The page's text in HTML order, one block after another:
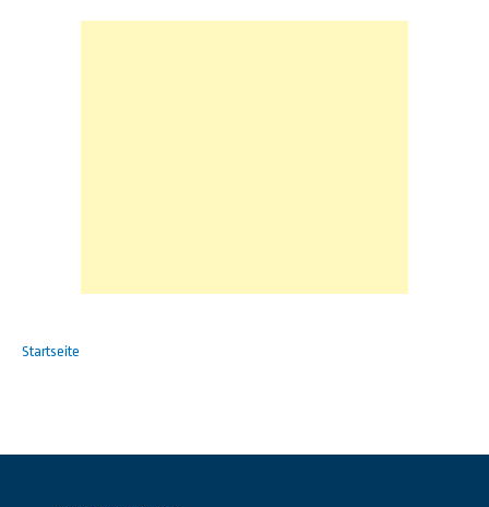
Startseite